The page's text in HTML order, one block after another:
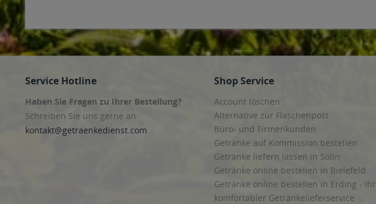
Service Hotline
Haben Sie Fragen zu Ihrer Bestellung?
Schreiben Sie uns gerne an
kontakt@getraenkedienst.com
Shop Service
Account löschen
Alternative zur Flaschenpost
Büro- und Firmenkunden
Getränke auf Kommission bestellen
Getränke liefern lassen in Solln
Getränke online bestellen in Bielefeld
Getränke online bestellen in Erding - Ihr
komfortabler Getränkelieferservice